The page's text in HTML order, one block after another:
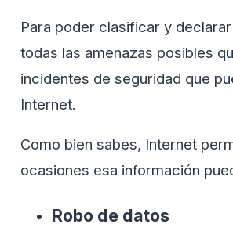
Para poder clasificar y
todas las amenazas posibles
incidentes de seguridad que
Internet.
Como bien sabes, Internet
ocasiones esa información
Robo de datos